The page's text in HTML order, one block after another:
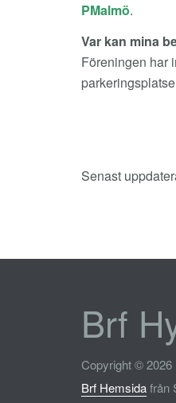
PMalmö.
Var kan mina
Föreningen har
Senast
Brf
Copyright © 2026
Brf Hemsidafrån